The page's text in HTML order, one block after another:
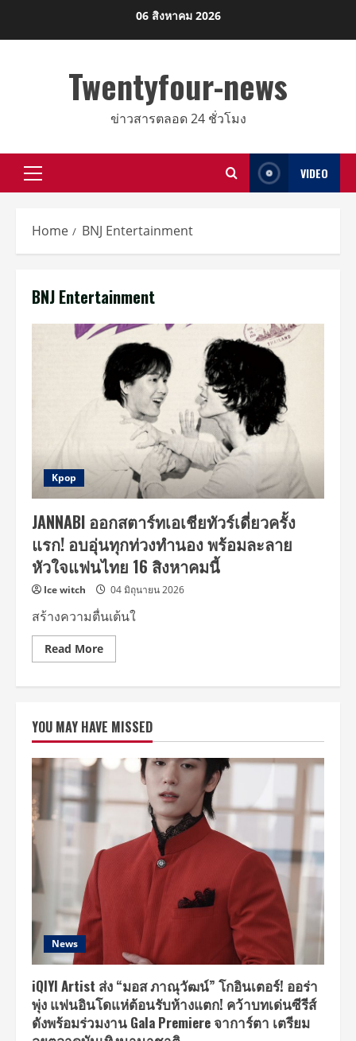
06 สิงหาคม 2026
Twentyfour-news
ข่าวสารตลอด 24 ชั่วโมง
Primary
VIDEO
Home BNJ Entertainment
BNJ Entertainment
Kpop
JANNABI ออกสตาร์ทเอเชียทัวร์เดี่ยวครั้ง
แรก! อบอุ่นทุกท่วงทำนอง พร้อมละลาย
หัวใจแฟนไทย 16 สิงหาคมนี้
Ice witch 04 มิถุนายน 2026
สร้างความตื่นเต้นใ
Read MoreRead
more
ทัวร์
เดี่ยว
ครั้ง
แรก!
อบอุ่น
ท่วงทำนอง
พร้อม
ไทย
สิงหาคม
YOU MAY HAVE MISSED
News
iQIYI Artist ส่ง “มอส ภาณุวัฒน์” โกอินเตอร์! ออร่า
พุ่ง แฟนอินโดแห่ต้อนรับห้างแตก! คว้าบทเด่นซีรีส์
ดังพร้อมร่วมงาน Gala Premiere จาการ์ตา เตรียม